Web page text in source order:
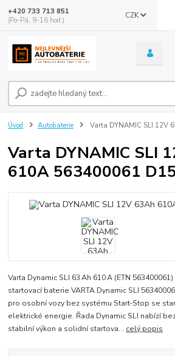
CZK
+420 733 713 851
(Po-Pá, 9-16 hod.)
Úvod Autobaterie Varta DYNAMIC SLI 12V
Varta DYNAMIC SLI
610A 563400061
Varta Dynamic SLI 63 Ah 610 A (ETN
startovací baterie VARTA Dynamic SLI
pro osobní vozy bez systému Start‑Stop se
elektrické energie. Řada Dynamic SLI nabízí
stabilní výkon a solidní startova... celý popis